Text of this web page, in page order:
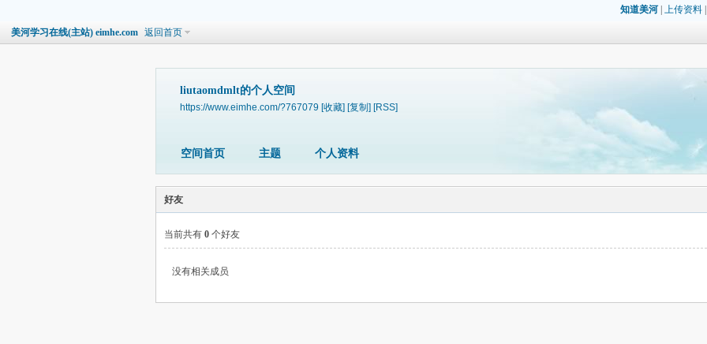
知道美河| 上传资料
美河学习在线(主站) eimhe.com 返回首页
liutaomdmlt的个人空间
https://www.eimhe.com/?767079 [收藏] [复制] [RSS]
空间首页 主题 个人资料
好友
当前共有 0 个好友
没有相关成员